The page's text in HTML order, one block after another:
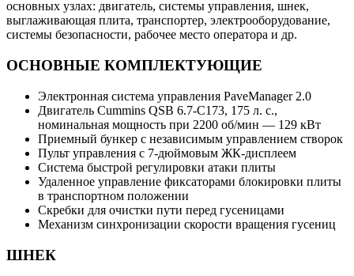
основных узлах: двигатель, системы управления, шнек,
выглаживающая плита, транспортер, электрооборудование,
системы безопасности, рабочее место оператора и др.
ОСНОВНЫЕ КОМПЛЕКТУЮЩИЕ
Электронная система управления PaveManager 2.0
Двигатель Cummins QSB 6.7-C173, 175 л. с.,
номинальная мощность при 2200 об/мин — 129 кВт
Приемный бункер с независимым управлением створок
Пульт управления c 7-дюймовым ЖК-дисплеем
Система быстрой регулировки атаки плиты
Удаленное управление фиксаторами блокировки плиты
в транспортном положении
Скребки для очистки пути перед гусеницами
Механизм синхронизации скорости вращения гусениц
ШНЕК